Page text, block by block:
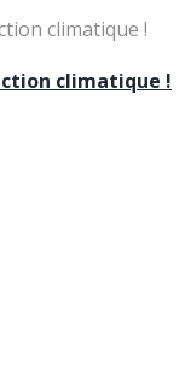
climatique !